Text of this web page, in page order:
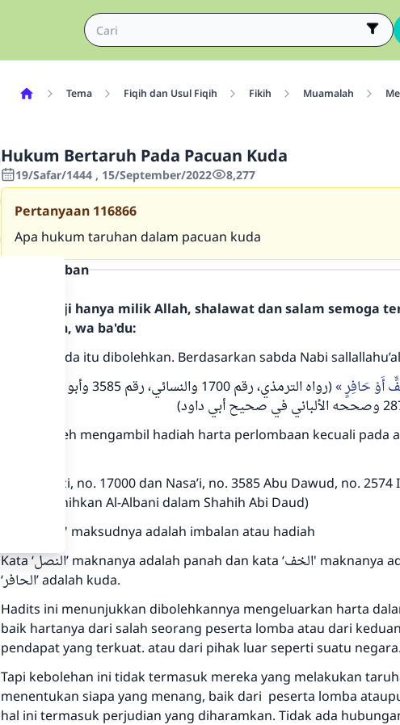
Tema Fiqih dan Usul Fiqih Fikih Muamalah
Hukum Bertaruh Pada Pacuan Kuda
19/Safar/1444 , 15/September/2022 8,277
Pertanyaan 116866
Apa hukum taruhan dalam pacuan kuda
Teks Jawaban
Segala puji hanya milik Allah, shalawat dan salam semoga
Rasulullah, wa ba'du:
Pacuan kuda itu dibolehkan. Berdasarkan sabda Nabi
أَوْ حَافِرٍ
(رواه الترمذي، رقم 1700 والنسائي، رقم 3585 وأبو داود، رقم
“Tidak boleh mengambil hadiah harta perlombaan kecuali pada
(HR. Tirmizi, no. 17000 dan Nasa’i, no. 3585 Abu Dawud, no.
dan dishahihkan Al-Albani dalam Shahih Abi Daud)
' maksudnya adalah imbalan atau hadiah
Kata ‘النصل’ maknanya adalah panah dan kata ‘الخف' maknanya
‘الحافر’ adalah kuda.
Hadits ini menunjukkan dibolehkannya mengeluarkan harta
baik hartanya dari salah seorang peserta lomba atau dari
pendapat yang terkuat. atau dari pihak luar seperti suatu negara.
Tapi kebolehan ini tidak termasuk mereka yang melakukan
menentukan siapa yang menang, baik dari peserta lomba
hal ini termasuk perjudian yang diharamkan. Tidak ada